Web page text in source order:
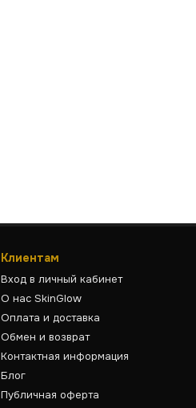
Клиентам
Вход в личный кабинет
О нас SkinGlow
Оплата и доставка
Обмен и возврат
Контактная информация
Блог
Публичная оферта